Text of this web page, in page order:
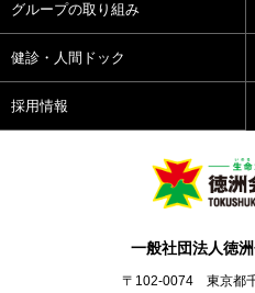
グループの取り組み
健診・人間ドック
採用情報
一般社団法人徳
〒102-0074 東京都